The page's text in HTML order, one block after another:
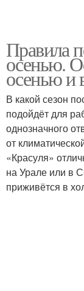
Правила
осенью.
осенью и
В какой сезон
подойдёт для
однозначного
от
«Красуля»
на Урале или в
приживётся в